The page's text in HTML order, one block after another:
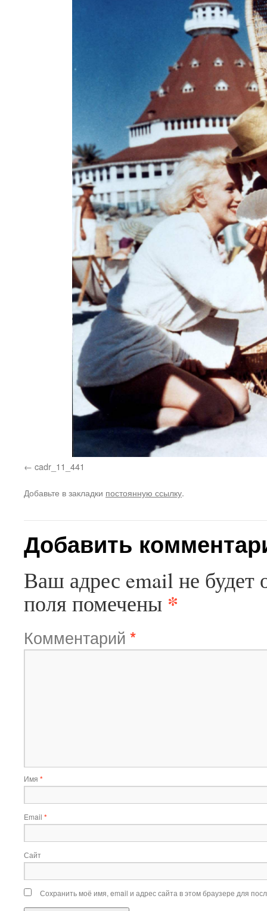
cadr_11_441
Добавьте в закладки постоянную ссылку.
Добавить
Ваш адрес email не будет
поля помечены *
Комментарий *
Имя *
Email *
Сайт
Сохранить моё имя, email и адрес сайта в этом браузере для